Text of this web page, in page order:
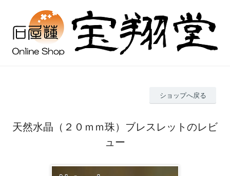
ショップへ戻る
天然水晶（２０ｍｍ珠）ブレスレットのレビ
ュー